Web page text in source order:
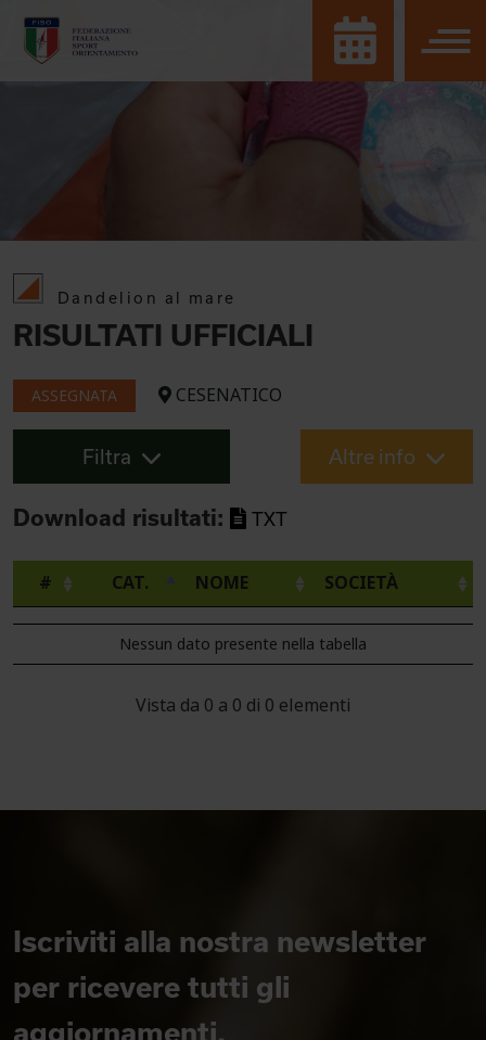
Dandelion al mare
RISULTATI UFFICIALI
ASSEGNATA CESENATICO
Altre info
Filtra
Download risultati: TXT
# CAT. NOME SOCIETÀ
Nessun dato presente nella tabella
Vista da 0 a 0 di 0 elementi
Iscriviti alla nostra newsletter
per ricevere tutti gli
aggiornamenti.